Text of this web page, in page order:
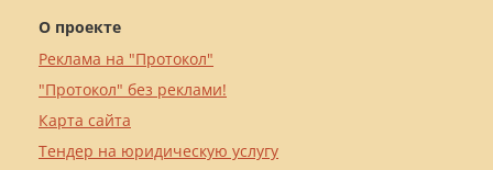
О проекте
Реклама на "Протокол"
"Протокол" без реклами!
Карта сайта
Тендер на юридическую услугу